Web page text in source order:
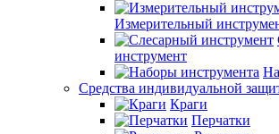
Измерительный
инструмент
Средства индивидуальной
Краги
Перчатки